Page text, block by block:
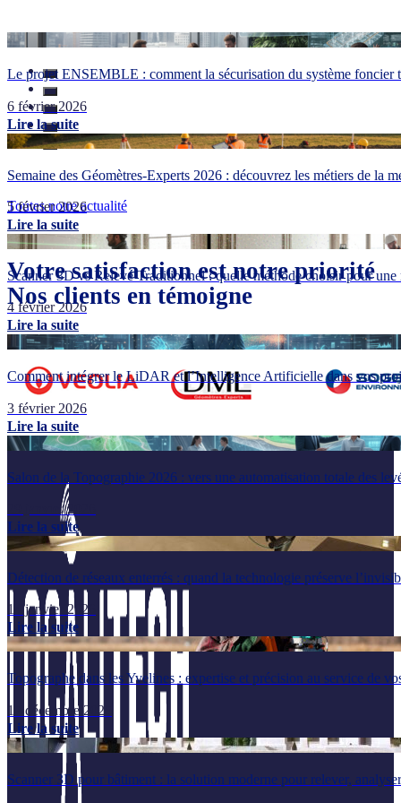
Le projet ENSEMBLE : comment la sécurisation du système foncier
6 février 2026
Lire la suite
Semaine des Géomètres-Experts 2026 : découvrez les métiers de la
5 février 2026
Lire la suite
Scanner 3D vs Relevé Traditionnel : quelle méthode choisir pour
4 février 2026
Lire la suite
Comment intégrer le LiDAR et l’Intelligence Artificielle dans vos
3 février 2026
Lire la suite
Salon de la Topographie 2026 : vers une automatisation totale des
29 janvier 2026
Lire la suite
Détection de réseaux enterrés : quand la technologie préserve
14 janvier 2026
Lire la suite
Topographe dans les Yvelines : expertise et précision au service de
17 décembre 2025
Lire la suite
Scanner 3D pour bâtiment : la solution moderne pour relever,
Toutes notre actualité
Votre satisfaction est notre priorité
Nos clients en témoigne